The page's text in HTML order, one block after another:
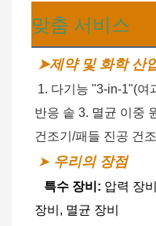
맞춤 서비스
➤제약 및 화학 산
1. 다기능 "3-in-1"(여
반응 솥 3. 멸균 이중
건조기/패들 진공 건조
➤ 우리의 장점
특수 장비: 압력 장
장비, 멸균 장비